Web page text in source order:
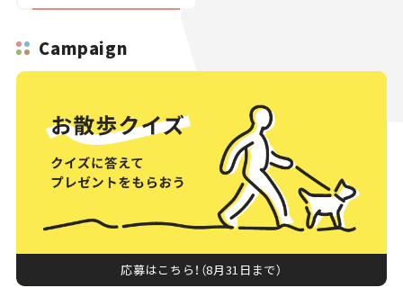
Campaign
応募はこちら！（8月31日まで）